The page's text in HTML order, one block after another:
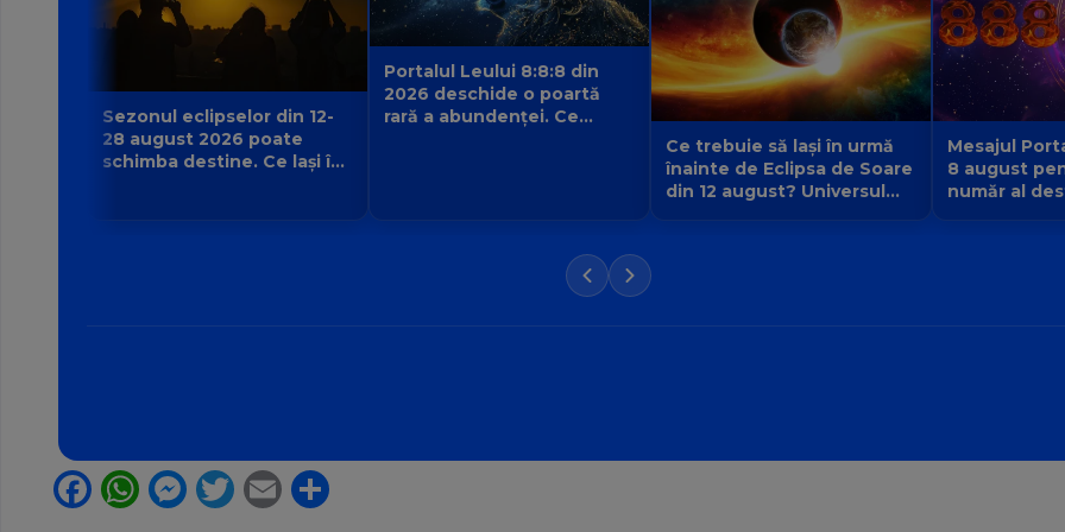
Sezonul eclipselor din 12-
28 august 2026 poate
schimba destine. Ce lași în
Portalul Leului 8:8:8 din
2026 deschide o poartă
rară a abundenței. Ce
Ce trebuie să lași în urmă
înainte de Eclipsa de Soare
din 12 august? Universul
Mesajul
8 august
număr al
Facebook
WhatsApp
Messenger
Twitter
Email